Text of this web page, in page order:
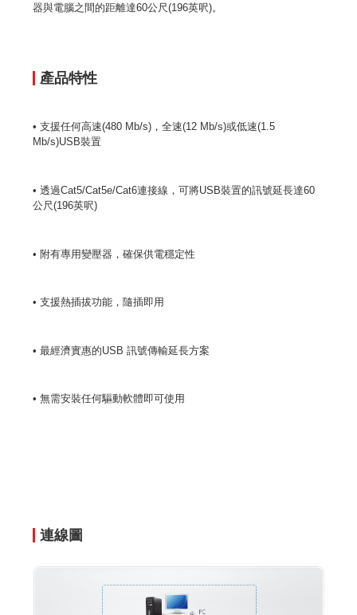
器與電腦之間的距離達60公尺(196英呎)。
產品特性
• 支援任何高速(480 Mb/s)，全速(12 Mb/s)或低速(1.5
Mb/s)USB裝置
• 透過Cat5/Cat5e/Cat6連接線，可將USB裝置的訊號延長達60
公尺(196英呎)
• 附有專用變壓器，確保供電穩定性
• 支援熱插拔功能，隨插即用
• 最經濟實惠的USB 訊號傳輸延長方案
• 無需安裝任何驅動軟體即可使用
連線圖